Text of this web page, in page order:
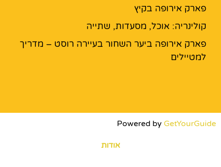
פארק אירופה בקיץ
קולינריה: אוכל, מסעדות, שתייה
פארק אירופה ביער השחור בעיירה רוסט – מדריך
למטיילים
Powered by GetYourGuide
אודות